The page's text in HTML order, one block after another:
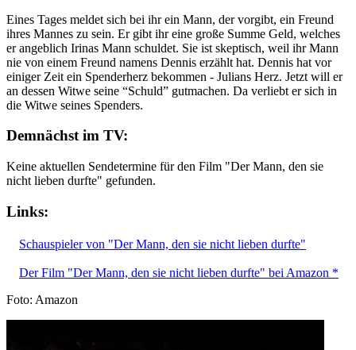
Eines Tages meldet sich bei ihr ein Mann, der vorgibt, ein Freund
ihres Mannes zu sein. Er gibt ihr eine große Summe Geld, welches
er angeblich Irinas Mann schuldet. Sie ist skeptisch, weil ihr Mann
nie von einem Freund namens Dennis erzählt hat. Dennis hat vor
einiger Zeit ein Spenderherz bekommen - Julians Herz. Jetzt will er
an dessen Witwe seine “Schuld” gutmachen. Da verliebt er sich in
die Witwe seines Spenders.
Demnächst im TV:
Keine aktuellen Sendetermine für den Film "Der Mann, den sie
nicht lieben durfte" gefunden.
Links:
Schauspieler von "Der Mann, den sie nicht lieben durfte"
Der Film "Der Mann, den sie nicht lieben durfte" bei Amazon *
Foto: Amazon